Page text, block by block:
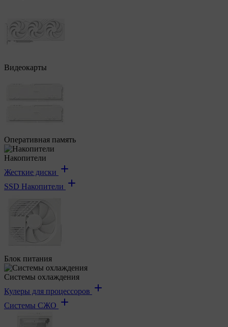
Видеокарты
Оперативная память
Накопители
Жесткие диски
SSD Накопители
Блок питания
Системы охлаждения
Кулеры для процессоров
Системы СЖО